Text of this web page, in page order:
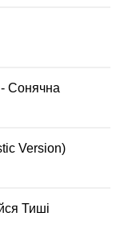
Сонячна
Version)
Тиші